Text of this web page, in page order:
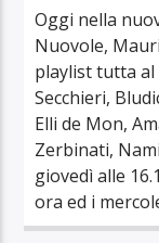
Oggi nella
Nuovole,
playlist tutta al
Secchieri,
Elli de Mon,
Zerbinati,
giovedì alle
ora ed i